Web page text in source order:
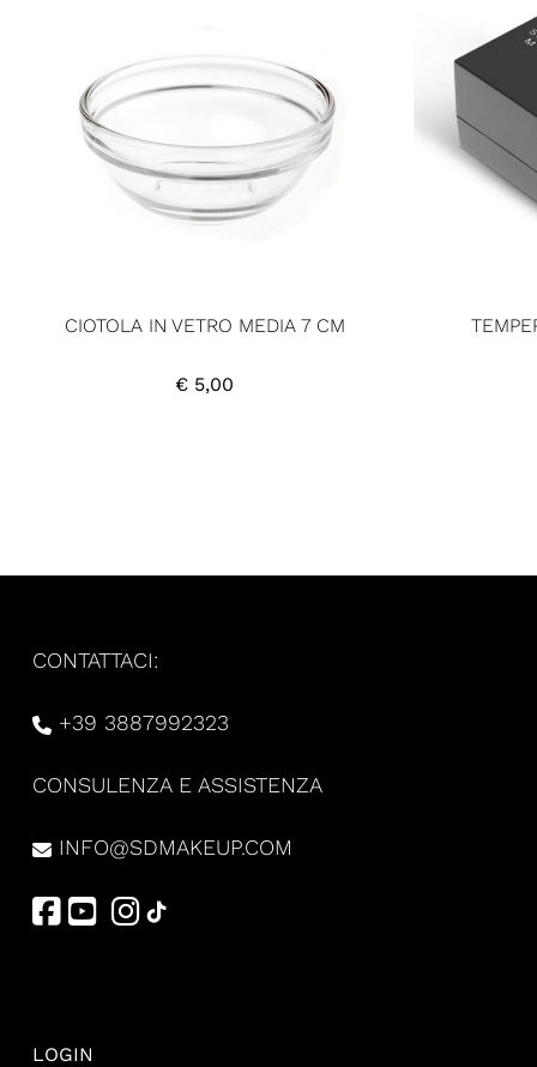
CIOTOLA IN VETRO MEDIA 7 CM
€ 5,00
CONTATTACI:
+39 3887992323
CONSULENZA E ASSISTENZA
INFO@SDMAKEUP.COM
LOGIN